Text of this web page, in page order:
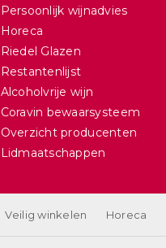
Persoonlijk wijnadvies
Horeca
Riedel Glazen
Restantenlijst
Alcoholvrije wijn
Coravin bewaarsysteem
Overzicht producenten
Lidmaatschappen
Veilig winkelen Horeca